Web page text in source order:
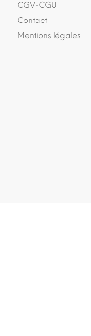
CGV-CGU
Contact
Mentions légales